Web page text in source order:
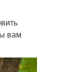
вам